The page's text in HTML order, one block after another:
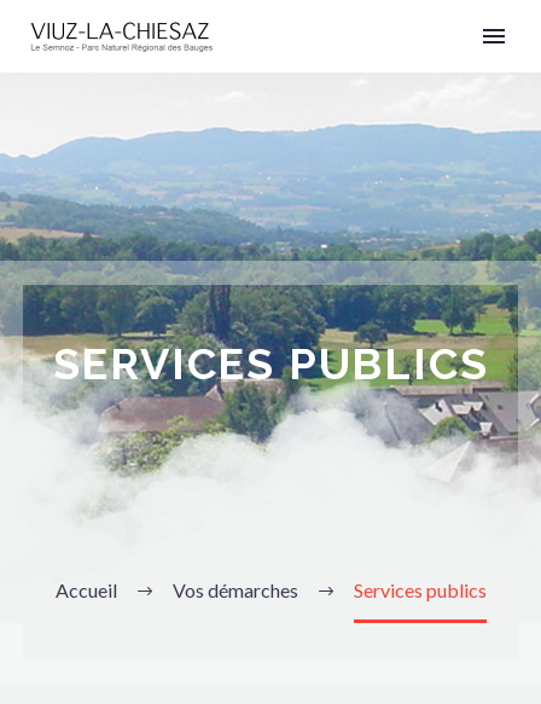
SERVICES PUBLICS
Accueil Vos démarches Services publics